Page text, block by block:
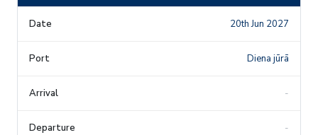
20th Jun 2027
Diena jūrā
-
-